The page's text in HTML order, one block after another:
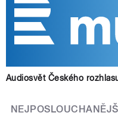
Audiosvět Českého